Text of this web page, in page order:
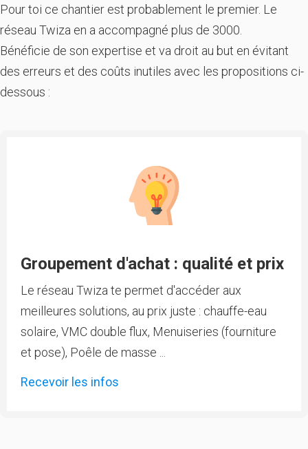
Pour toi ce chantier est probablement le premier. Le
réseau Twiza en a accompagné plus de 3000.
Bénéficie de son expertise et va droit au but en évitant
des erreurs et des coûts inutiles avec les propositions ci-
dessous :
Groupement d'achat : qualité et prix
Le réseau Twiza te permet d'accéder aux
meilleures solutions, au prix juste : chauffe-eau
solaire, VMC double flux, Menuiseries (fourniture
et pose), Poêle de masse ...
Recevoir les infos